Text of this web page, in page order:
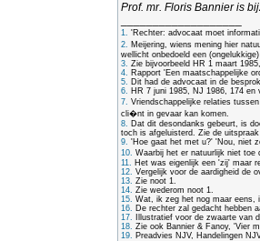
Prof. mr. Floris Bannier is
1. 'Rechter: advocaat moet
2. Meijering, wiens mening hier
wellicht onbedoeld een
3. Zie bijvoorbeeld HR 1 maart
4. Rapport 'Een maatschappelijke
5. Dit had de advocaat in de
6. HR 7 juni 1985, NJ 1986, 174
7. Vriendschappelijke relaties
cli�nt in gevaar kan komen.
8. Dat dit desondanks gebeurt, is
toch is afgeluisterd. Zie de
9. 'Hoe gaat het met u?' 'Nou, niet
10. Waarbij het er natuurlijk niet
11. Het was eigenlijk een 'zij' maar
12. Vergelijk voor de aardigheid de
13. Zie noot 1.
14. Zie wederom noot 1.
15. Wat, ik zeg het nog maar eens,
16. De rechter zal gedacht hebben
17. Illustratief voor de zwaarte van
18. Zie ook Bannier & Fanoy, 'Vier
19. Preadvies NJV, Handelingen